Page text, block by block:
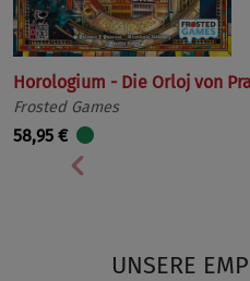
Horologium - Die Orloj von
Frosted Games
58,95 €
Vorherige
UNSERE